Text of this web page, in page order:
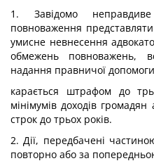
1. Завідомо
повноваження
умисне невнесення
обмежень повноважень,
надання правничої
карається штрафом до
мінімумів доходів
строк до трьох років.
2. Дії, передбачені
повторно або за